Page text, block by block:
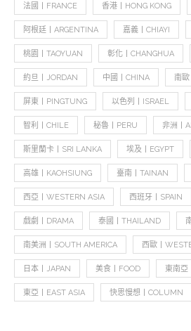
法國丨FRANCE 香港丨HONG KONG
阿根廷丨ARGENTINA 嘉義丨CHIAYI
桃園丨TAOYUAN 彰化丨CHANGHUA
約旦丨JORDAN 中國丨CHINA 南歐
屏東丨PINGTUNG 以色列丨ISRAEL
智利丨CHILE 秘魯丨PERU 非洲丨
斯里蘭卡丨SRI LANKA 埃及丨EGYPT
高雄丨KAOHSIUNG 臺南丨TAINAN
西亞丨WESTERN ASIA 西班牙丨SPAIN
戲劇丨DRAMA 泰國丨THAILAND
南美洲丨SOUTH AMERICA 西歐丨
日本丨JAPAN 美食丨FOOD 東南亞
東亞丨EAST ASIA 快思慢想丨COLUMN